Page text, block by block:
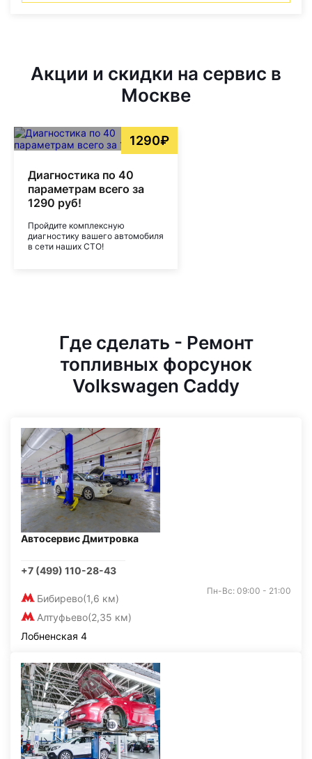
Акции и скидки на сервис в
Москве
1290₽
Диагностика по 40
параметрам всего за
1290 руб!
Пройдите комплексную
диагностику вашего автомобиля
в сети наших СТО!
Где сделать - Ремонт
топливных форсунок
Volkswagen Caddy
Автосервис Дмитровка
+7 (499) 110-28-43
Бибирево(1,6 км)
Алтуфьево(2,35 км)
Пн-Вс: 09:00 - 21:00
Лобненская 4